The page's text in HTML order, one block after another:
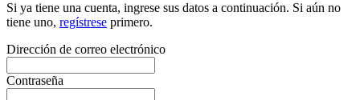
Si ya tiene una cuenta, ingrese sus datos a continuación. Si aún no
tiene uno, regístrese primero.
Dirección de correo electrónico
Contraseña